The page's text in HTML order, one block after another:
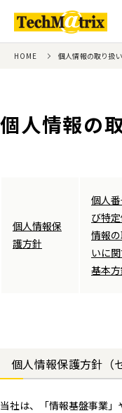
HOME 個人情報の取り扱い
個人情報の
個人情報保
護方針
個人
び特
情報
いに
基本
個人情報保護方針（
当社は、「情報基盤事業